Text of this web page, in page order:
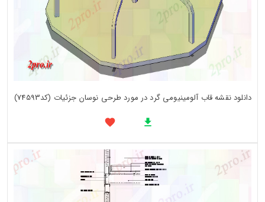
دانلود نقشه قاب آلومینیومی گرد در مورد طرحی نوسان جزئیات (کد74593)